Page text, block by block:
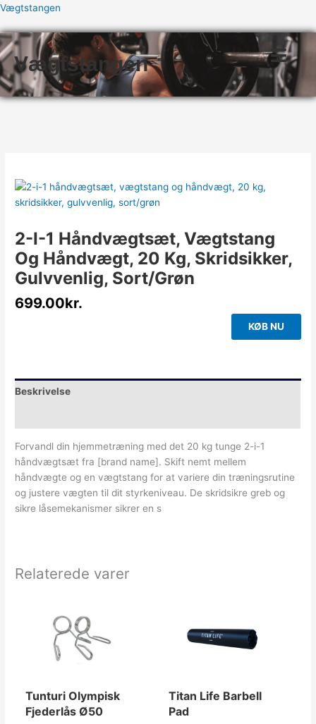
Gå
indholdet
Vægtstangen
Vægtstangen
2-I-1 Håndvægtsæt, Vægtstang
Og Håndvægt, 20 Kg, Skridsikker,
Gulvvenlig, Sort/grøn
699.00kr.
KØB NU
Beskrivelse
Forvandl din hjemmetræning med det 20 kg tunge 2-i-1
håndvægtsæt fra [brand name]. Skift nemt mellem
håndvægte og en vægtstang for at variere din træningsrutine
og justere vægten til dit styrkeniveau. De skridsikre greb og
sikre låsemekanismer sikrer en s
Relaterede varer
Tunturi Olympisk
Fjederlås Ø50
Titan Life Barbell
Pad